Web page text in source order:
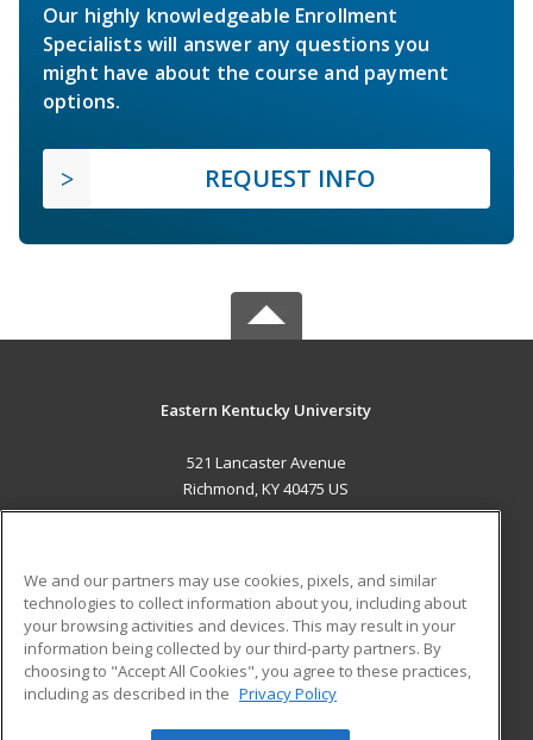
Our highly knowledgeable Enrollment
Specialists will answer any questions you
might have about the course and payment
options.
REQUEST INFO
Eastern Kentucky University
521 Lancaster Avenue
Richmond, KY 40475 US
ADDITIONAL RESOURCES
Military
Financial Assistance
Help
Student Blog
We and our partners may use cookies, pixels, and similar
technologies to collect information about you, including about
your browsing activities and devices. This may result in your
information being collected by our third-party partners. By
choosing to "Accept All Cookies", you agree to these practices,
including as described in the Privacy Policy